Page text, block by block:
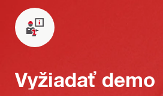
Vyžiadať demo